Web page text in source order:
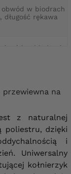
obwód w biodrach
, długość rękawa
, obwód w biodrach
, obwód w biodrach
, długość rękawa
obwód w biodrach
, długość rękawa
obwód w biodrach
z naturalnej
poliestru, dzięki
i
Uniwersalny
kołnierzyk